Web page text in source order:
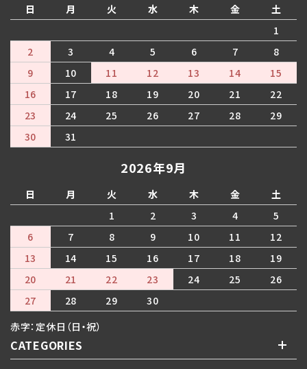
日 月 火 水 木 金
土
1
2
3 4 5 6 7
8
9
10 11 12 13 14
15
16
17 18 19 20 21
22
23
24 25 26 27 28
29
30
31
2026年9月
日 月 火 水 木 金
土
1
2 3 4
5
6
7 8 9 10 11
12
13
14 15 16 17 18
19
20
21 22 23 24 25
26
27
28 29
30
赤字：定休日（日・祝）
CATEGORIES